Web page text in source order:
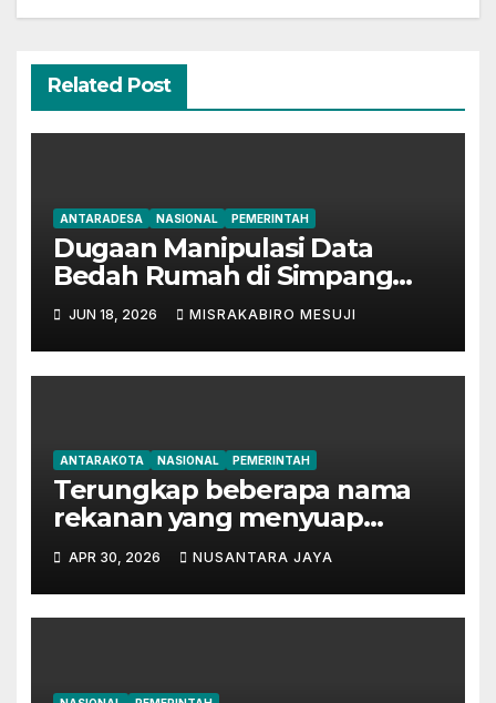
Related Post
ANTARADESA NASIONAL PEMERINTAH
Dugaan Manipulasi Data
Bedah Rumah di Simpang
Mesuji, Oknum Tak
Bertanggung Jawab Disinyalir
‘Kondisikan’ Bansos
JUN 18, 2026 MISRAKABIRO MESUJI
ANTARAKOTA NASIONAL PEMERINTAH
Terungkap beberapa nama
rekanan yang menyuap
mantan Bupati Lampung
Tengah
APR 30, 2026 NUSANTARA JAYA